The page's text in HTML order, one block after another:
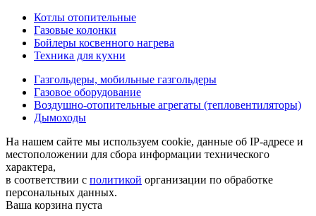
Котлы отопительные
Газовые колонки
Бойлеры косвенного нагрева
Техника для кухни
Газгольдеры, мобильные газгольдеры
Газовое оборудование
Воздушно-отопительные агрегаты (тепловентиляторы)
Дымоходы
На нашем сайте мы используем cookie, данные об IP-адресе и
местоположении для сбора информации технического
характера,
в соответствии с политикой организации по обработке
персональных данных.
Ваша корзина пуста